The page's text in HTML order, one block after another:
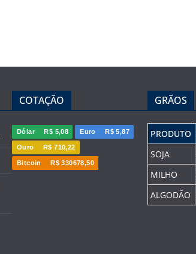
COTAÇÃO
Dólar R$ 5,08 Euro R$ 5,87
Ouro R$ 710,22
Bitcoin R$ 330678,50
GRÃOS
PRODUTO
SOJA
MILHO
ALGODÃO